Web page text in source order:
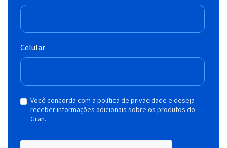
Celular
Você concorda com a política de privacidade e deseja
receber informações adicionais sobre os produtos do
Gran.